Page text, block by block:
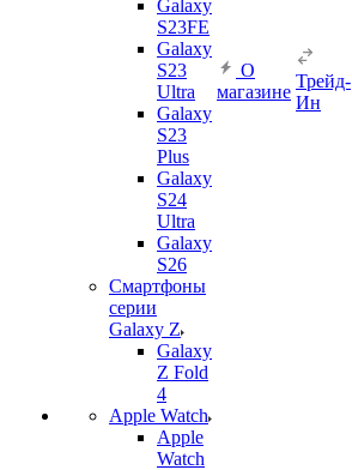
Galaxy
S23FE
Galaxy
S23
Ultra
Galaxy
S23
Plus
Galaxy
S24
Ultra
Galaxy
S26
Смартфоны
серии
Galaxy Z
Galaxy
Z Fold
4
Apple Watch
Apple
Watch
О
магазине
Трейд-
Ин